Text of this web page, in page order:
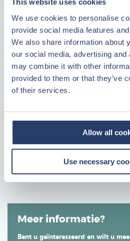
This website uses cookies
We use cookies to personalise
provide social media features
We also share information about
our social media, advertising
may combine it with other
provided to them or that they’ve
of their services.
Allow all
Use necessary
Center Parcs
aankoop tot en met verhuur van uw
van 50 jaar kennis en ervaring.
de verkoop van grootschalige
Meer informatie?
Bent u geïnteresseerd en wilt u